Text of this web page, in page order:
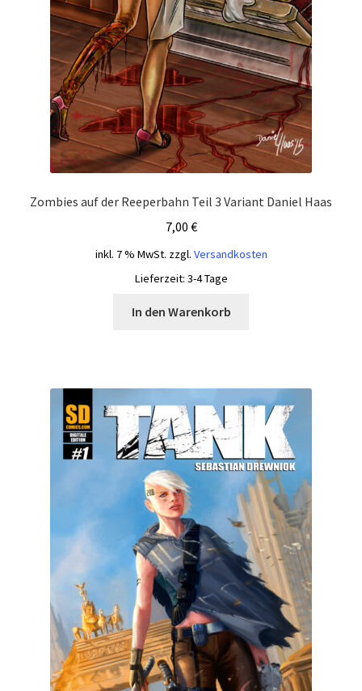
Zombies auf der Reeperbahn Teil 3 Variant Daniel Haas
7,00 €
inkl. 7 % MwSt. zzgl. Versandkosten
Lieferzeit: 3-4 Tage
In den Warenkorb